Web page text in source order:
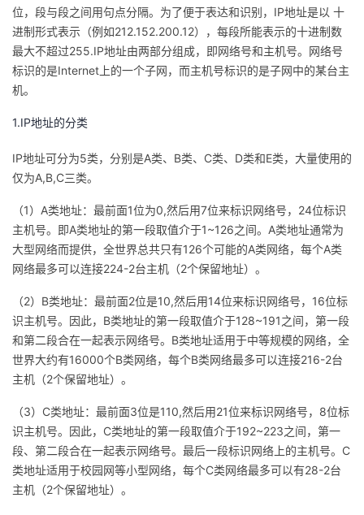
发
者
博
客
的
论
坛
我
的
圈
子
我
的
直
播
我
的
活
动
我
的
关
注
我
的
开
发
者
我
的
Programs
我
的
支
位，段与段之间用句点分隔。为了便于表达和识别，IP地址是以 十
进制形式表示（例如212.152.200.12），每段所能表示的十进制数
最大不超过255.IP地址由两部分组成，即网络号和主机号。网络号
标识的是Internet上的一个子网，而主机号标识的是子网中的某台主
机。
1.IP地址的分类
IP地址可分为5类，分别是A类、B类、C类、D类和E类，大量使用的
仅为A,B,C三类。
（1）A类地址：最前面1位为0,然后用7位来标识网络号，24位标识
主机号。即A类地址的第一段取值介于1~126之间。A类地址通常为
大型网络而提供，全世界总共只有126个可能的A类网络，每个A类
网络最多可以连接224-2台主机（2个保留地址）。
（2）B类地址：最前面2位是10,然后用14位来标识网络号，16位标
识主机号。因此，B类地址的第一段取值介于128~191之间，第一段
和第二段合在一起表示网络号。B类地址适用于中等规模的网络，全
世界大约有16000个B类网络，每个B类网络最多可以连接216-2台
主机（2个保留地址）。
（3）C类地址：最前面3位是110,然后用21位来标识网络号，8位标
识主机号。因此，C类地址的第一段取值介于192~223之间，第一
段、第二段合在一起表示网络号。最后一段标识网络上的主机号。C
类地址适用于校园网等小型网络，每个C类网络最多可以有28-2台
主机（2个保留地址）。